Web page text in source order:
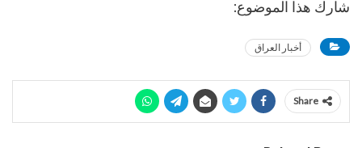
شارك هذا الموضوع:
أخبار العراق
Share